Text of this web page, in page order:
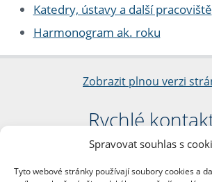
Spravovat souhlas s
Tyto webové stránky používají soubory cookies a
Katedry, ústavy a další pracoviště
Harmonogram ak. roku
Zobrazit plnou verzi
Rychlé
Filozofická fakulta
nám. Jana Palacha 1/2